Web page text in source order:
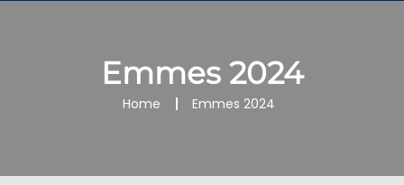
Emmes 2024
Home Emmes 2024